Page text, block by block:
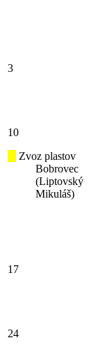
3
10
Zvoz plastov
Bobrovec
(Liptovský
Mikuláš)
17
24